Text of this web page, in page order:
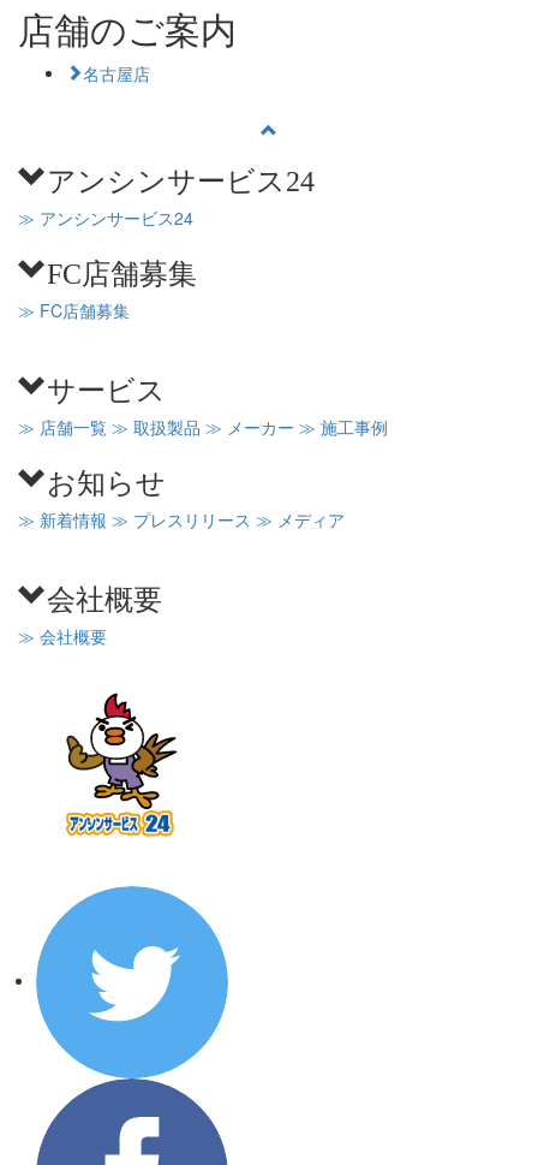
店舗のご案内
名古屋店
アンシンサービス24
≫ アンシンサービス24
FC店舗募集
≫ FC店舗募集
サービス
≫ 店舗一覧 ≫ 取扱製品 ≫ メーカー ≫ 施工事例
お知らせ
≫ 新着情報 ≫ プレスリリース ≫ メディア
会社概要
≫ 会社概要